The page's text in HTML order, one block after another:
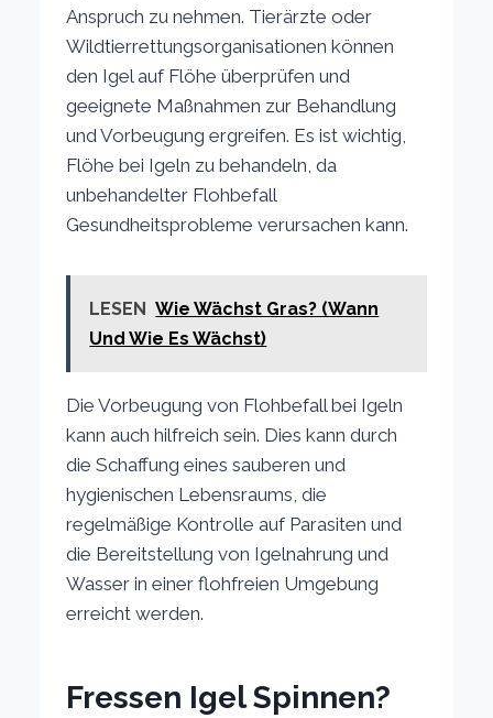
Anspruch zu nehmen. Tierärzte oder
Wildtierrettungsorganisationen können
den Igel auf Flöhe überprüfen und
geeignete Maßnahmen zur Behandlung
und Vorbeugung ergreifen. Es ist wichtig,
Flöhe bei Igeln zu behandeln, da
unbehandelter Flohbefall
Gesundheitsprobleme verursachen kann.
LESEN Wie Wächst Gras? (Wann
Und Wie Es Wächst)
Die Vorbeugung von Flohbefall bei Igeln
kann auch hilfreich sein. Dies kann durch
die Schaffung eines sauberen und
hygienischen Lebensraums, die
regelmäßige Kontrolle auf Parasiten und
die Bereitstellung von Igelnahrung und
Wasser in einer flohfreien Umgebung
erreicht werden.
Fressen Igel Spinnen?